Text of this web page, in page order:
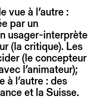
vue à l’autre :
par un
usager-interprète
(la critique). Les
(le concepteur
l’animateur);
à l’autre : des
et la Suisse.